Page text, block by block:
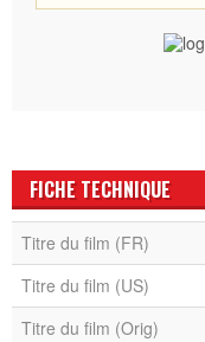
FICHE TECHNIQUE
Titre du film (FR)
Titre du film (US)
Titre du film (Orig)